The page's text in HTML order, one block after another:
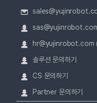
sas@yujinrobot.com
hr@yujinrobot.com (
솔루션 문의하기
CS 문의하기
Partner 문의하기